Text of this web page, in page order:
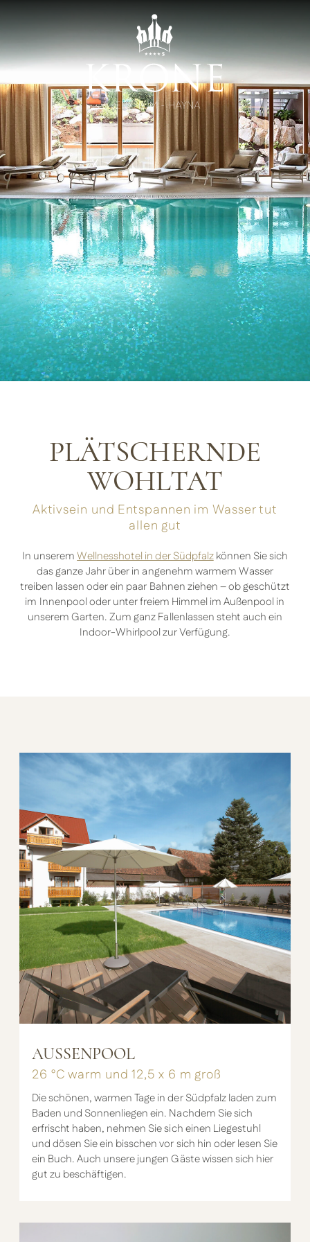
PLÄTSCHERNDE
WOHLTAT
Aktivsein und Entspannen im Wasser tut
allen gut
In unseremWellnesshotel in der Südpfalzkönnen Sie sich
das ganze Jahr über in angenehm warmem Wasser
treiben lassen oder ein paar Bahnen ziehen – ob geschützt
im Innenpool oder unter freiem Himmel im Außenpool in
unserem Garten. Zum ganz Fallenlassen steht auch ein
Indoor-Whirlpool zur Verfügung.
AUSSENPOOL
26 °C warm und 12,5 x 6 m groß
Die schönen, warmen Tage in der Südpfalz laden zum
Baden und Sonnenliegen ein. Nachdem Sie sich
erfrischt haben, nehmen Sie sich einen Liegestuhl
und dösen Sie ein bisschen vor sich hin oder lesen Sie
ein Buch. Auch unsere jungen Gäste wissen sich hier
gut zu beschäftigen.